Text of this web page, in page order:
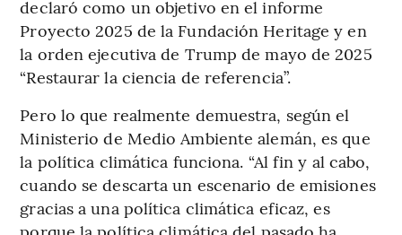
declaró como un objetivo en el informe
Proyecto 2025 de la Fundación Heritage y en
la orden ejecutiva de Trump de mayo de 2025
“Restaurar la ciencia de referencia”.
Pero lo que realmente demuestra, según el
Ministerio de Medio Ambiente alemán, es que
la política climática funciona. “Al fin y al cabo,
cuando se descarta un escenario de emisiones
gracias a una política climática eficaz, es